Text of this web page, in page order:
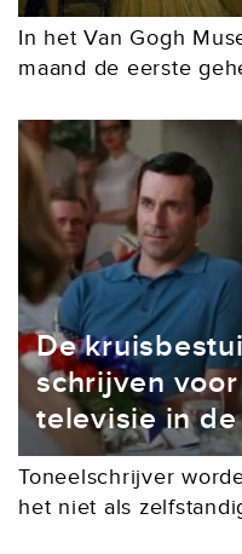
In het Van Gogh
maand de eerste
enorm project,
Vincent van Gogh...
De
schrijven
televisie in de
​Toneelschrijver
het niet als